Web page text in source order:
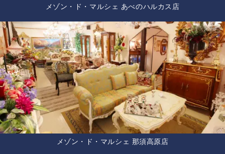
メゾン・ド・マルシェ あべのハルカス店
メゾン・ド・マルシェ 那須高原店